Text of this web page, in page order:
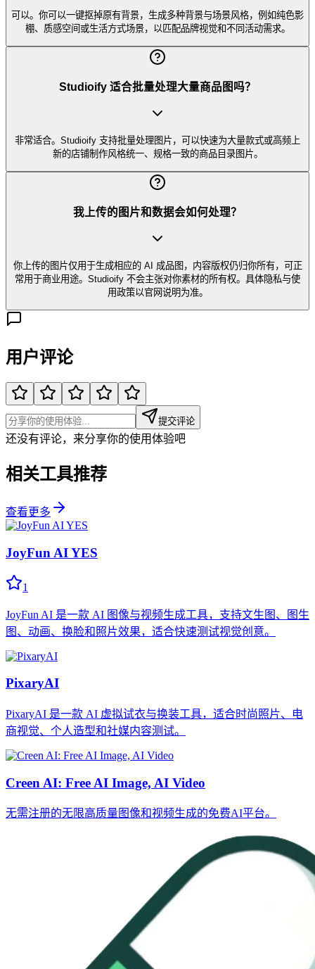
可以。你可以一键抠掉原有背景，生成多种背景与场景风格，例如纯色影
棚、质感空间或生活方式场景，以匹配品牌视觉和不同活动需求。
Studioify 适合批量处理大量商品图吗？
非常适合。Studioify 支持批量处理图片，可以快速为大量款式或高频上
新的店铺制作风格统一、规格一致的商品目录图片。
我上传的图片和数据会如何处理？
你上传的图片仅用于生成相应的 AI 成品图，内容版权仍归你所有，可正
常用于商业用途。Studioify 不会主张对你素材的所有权。具体隐私与使
用政策以官网说明为准。
用户评论
提交评论
还没有评论，来分享你的使用体验吧
相关工具推荐
查看更多
JoyFun AI YES
1
JoyFun AI 是一款 AI 图像与视频生成工具，支持文生图、图生
图、动画、换脸和照片效果，适合快速测试视觉创意。
PixaryAI
PixaryAI 是一款 AI 虚拟试衣与换装工具，适合时尚照片、电
商视觉、个人造型和社媒内容测试。
Creen AI: Free AI Image, AI Video
无需注册的无限高质量图像和视频生成的免费AI平台。